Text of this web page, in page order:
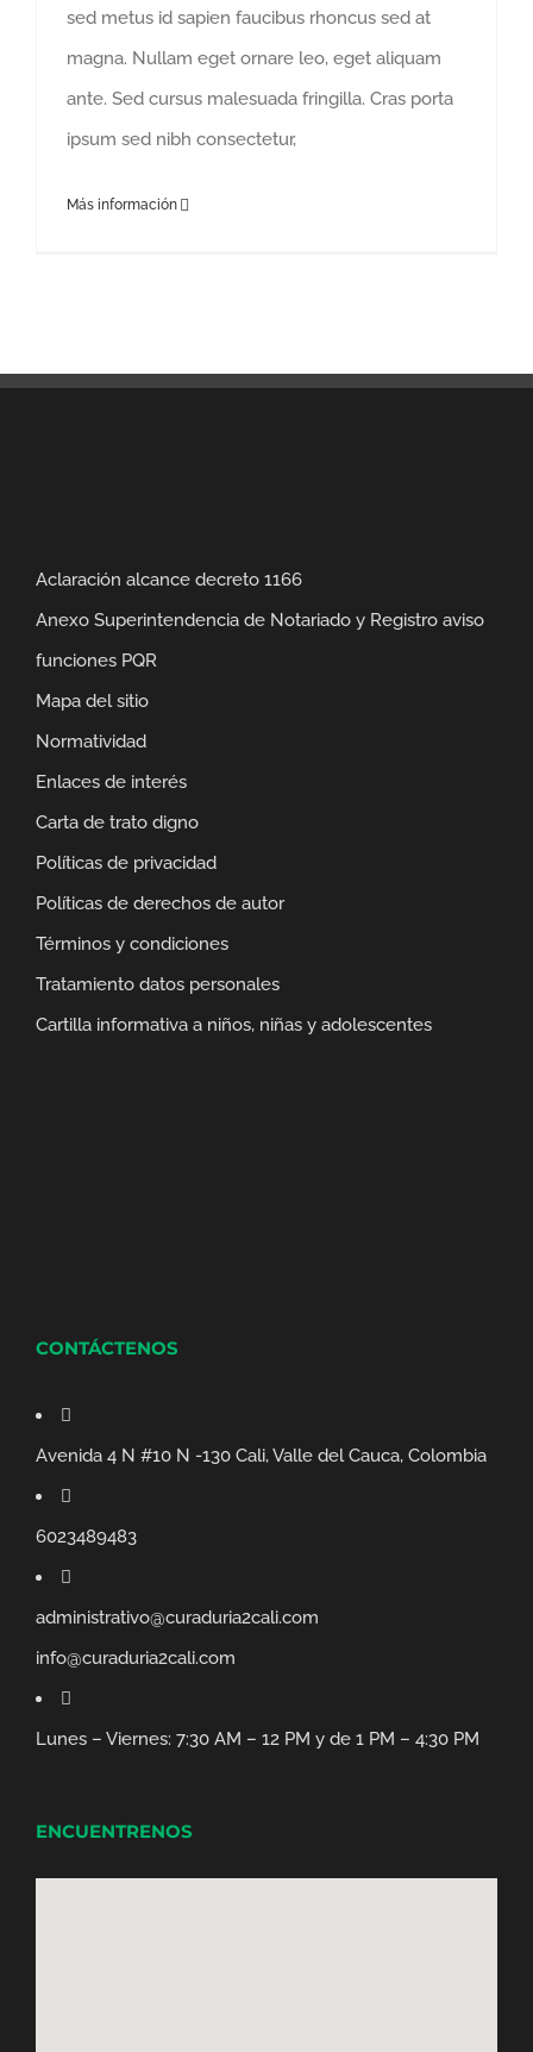
sed metus id sapien faucibus rhoncus sed at
magna. Nullam eget ornare leo, eget aliquam
ante. Sed cursus malesuada fringilla. Cras porta
ipsum sed nibh consectetur,
Más información
Aclaración alcance decreto 1166
Anexo Superintendencia de Notariado y Registro aviso
funciones PQR
Mapa del sitio
Normatividad
Enlaces de interés
Carta de trato digno
Políticas de privacidad
Políticas de derechos de autor
Términos y condiciones
Tratamiento datos personales
Cartilla informativa a niños, niñas y adolescentes
CONTÁCTENOS
Avenida 4 N #10 N -130 Cali, Valle del Cauca, Colombia
6023489483
administrativo@curaduria2cali.com
info@curaduria2cali.com
Lunes – Viernes: 7:30 AM – 12 PM y de 1 PM – 4:30 PM
ENCUENTRENOS